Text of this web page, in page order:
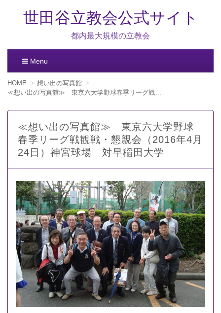
世田谷立教会公式サイト
都内最大規模の立教会
Menu
コ
ン
ン
へ
移
動
HOME
想い出の写真館
≪想い出の写真館≫ 東京六大学野球春季リーグ戦観戦・懇親会（2016年4月24日）神宮球場 対早稲田大学
≪想い出の写真館≫ 東京六大学野球
春季リーグ戦観戦・懇親会（2016年4月
24日）神宮球場 対早稲田大学